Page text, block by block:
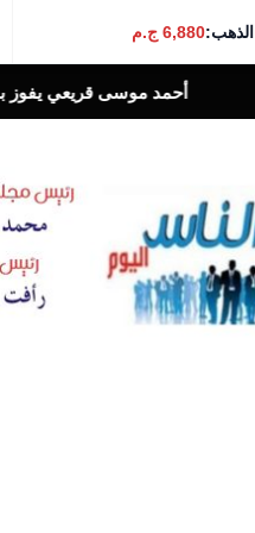
الذهب:6,880 ج.م
أحمد موسى قريعي يفوز بجائزة دينق